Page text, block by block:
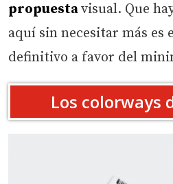
propuestavisual. Que
aquí sin necesitar más es
definitivo a favor del
Los colorways